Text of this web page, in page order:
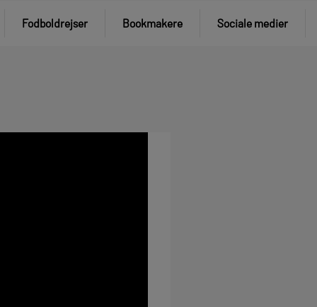
Fodboldrejser Bookmakere Sociale medier